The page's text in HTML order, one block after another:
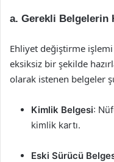
a. Gerekli Belgelerin
Ehliyet değiştirme
eksiksiz bir şekilde
olarak istenen belgeler
Kimlik Belgesi:
kimlik kartı.
Eski Sürücü